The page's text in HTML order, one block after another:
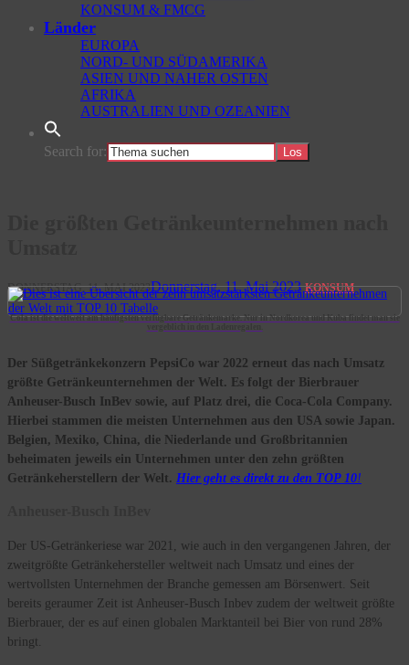
KONSUM & FMCG
Länder
EUROPA
NORD- UND SÜDAMERIKA
ASIEN UND NAHER OSTEN
AFRIKA
AUSTRALIEN UND OZEANIEN
Search for:
DONNERSTAG, 11. MAI 2023Donnerstag, 11. Mai 2023 KONSUM
Cola ist die weltweit am häufigsten verfügbare Getränkemarke. Nur in Nordkorea und Kuba findet man sie
Der Süßgetränkekonzern PepsiCo war 2022 erneut das nach Umsatz
größte Getränkeunternehmen der Welt. Es folgt der Bierbrauer
Anheuser-Busch InBev sowie, auf Platz drei, die Coca-Cola Company.
Hierbei stammen die meisten Unternehmen aus den USA sowie Japan.
Belgien, Mexiko, China, die Niederlande und Großbritannien
beheimaten jeweils ein Unternehmen unter den zehn größten
Getränkeherstellern der Welt. Hier geht es direkt zu den TOP 10!
Der US-Getränkeriese war 2021, wie auch in den vergangenen Jahren, der
zweitgrößte Getränkehersteller weltweit nach Umsatz und eines der
wertvollsten Unternehmen der Branche gemessen am Börsenwert. Seit
bereits geraumer Zeit ist Anheuser-Busch Inbev zudem der weltweit größte
Bierbrauer, der es auf einen globalen Marktanteil bei Bier von rund 28%
bringt.